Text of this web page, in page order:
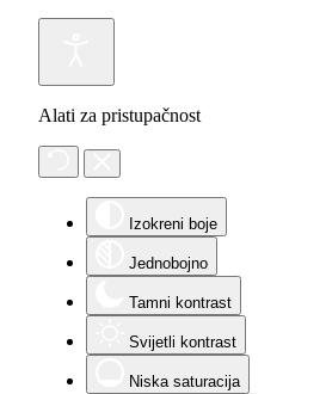
Alati za pristupačnost
Izokreni boje
Jednobojno
Tamni kontrast
Svijetli kontrast
Niska saturacija